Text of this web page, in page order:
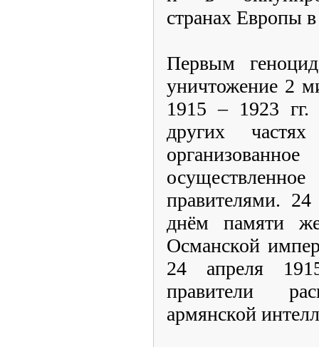
странах Европы
Первым
уничтожение 2
1915 – 1923
других
правителями. 24
днём памяти
Османской
24 апреля
правители
армянской